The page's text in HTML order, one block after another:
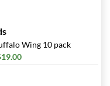
Wing 10 pack